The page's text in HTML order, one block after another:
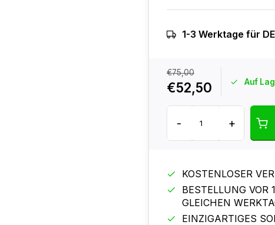
1-3 Werktage für
€75,00
€52,50 Auf
- +
KOSTENLOSER
BESTELLUNG VOR
GLEICHEN
EINZIGARTIGES